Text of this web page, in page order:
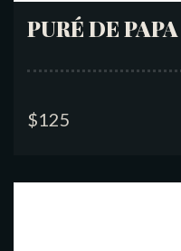
PURÉ DE
$125